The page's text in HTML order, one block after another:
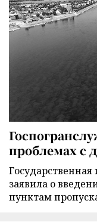
проблемах с
заявила о
пунктам